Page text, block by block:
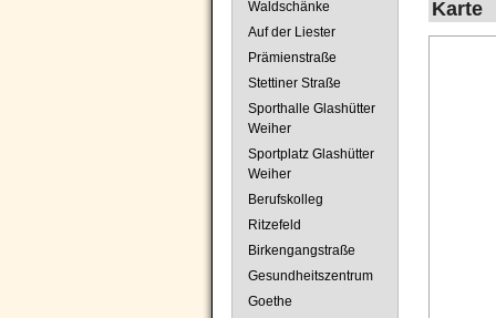
Karte
Waldschänke
Auf der Liester
Prämienstraße
Stettiner Straße
Sporthalle Glashütter
Weiher
Sportplatz Glashütter
Weiher
Berufskolleg
Ritzefeld
Birkengangstraße
Gesundheitszentrum
Goethe